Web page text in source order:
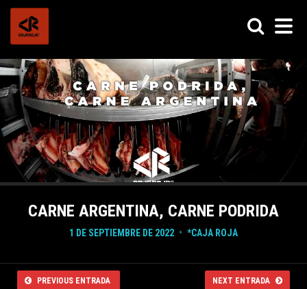
CARNE ARGENTINA, CARNE PODRIDA
1 DE SEPTIEMBRE DE 2022 *CAJA ROJA
PREVIOUS ENTRADA NEXT ENTRADA